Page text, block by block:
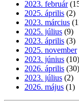
2023. február
2025. április (2)
2023. március
2025. július (9)
2023. április (3)
2025. november
2023. június (10)
2026. április (30)
2023. július (2)
2026. május (1)